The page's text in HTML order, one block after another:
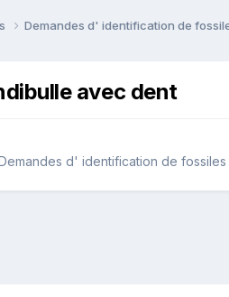
Demandes d' identification de
avec dent
d' identification de fossiles